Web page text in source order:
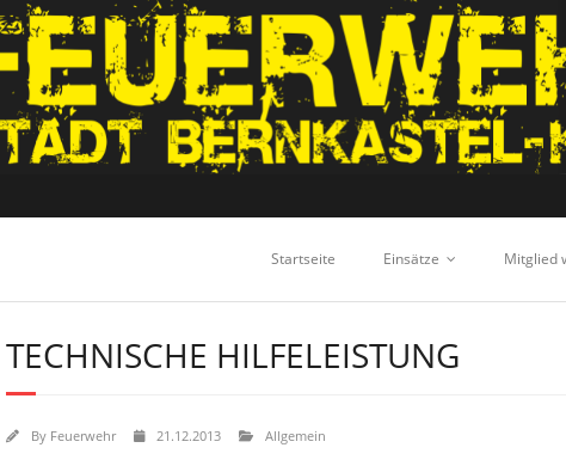
Startseite Einsätze Mitglied
TECHNISCHE HILFELEISTUNG
By Feuerwehr 21.12.2013 Allgemein